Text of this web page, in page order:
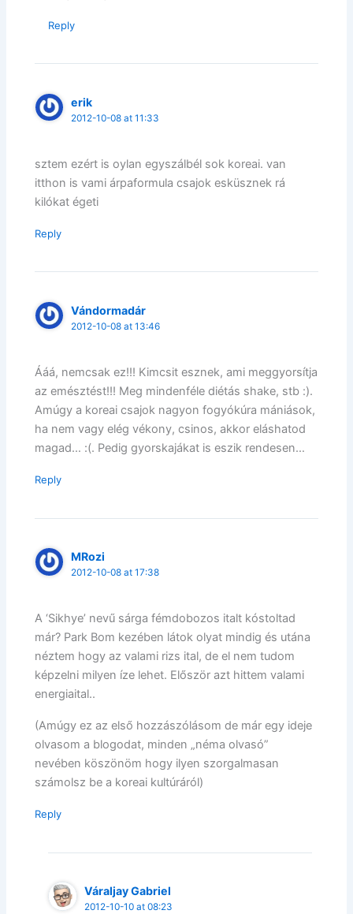
Reply
erik
2012-10-08 at 11:33
sztem ezért is oylan egyszálbél sok koreai. van
itthon is vami árpaformula csajok esküsznek rá
kilókat égeti
Reply
Vándormadár
2012-10-08 at 13:46
Ááá, nemcsak ez!!! Kimcsit esznek, ami meggyorsítja
az emésztést!!! Meg mindenféle diétás shake, stb :).
Amúgy a koreai csajok nagyon fogyókúra mániások,
ha nem vagy elég vékony, csinos, akkor eláshatod
magad… :(. Pedig gyorskajákat is eszik rendesen…
Reply
MRozi
2012-10-08 at 17:38
A ‘Sikhye’ nevű sárga fémdobozos italt kóstoltad
már? Park Bom kezében látok olyat mindig és utána
néztem hogy az valami rizs ital, de el nem tudom
képzelni milyen íze lehet. Először azt hittem valami
energiaital..
(Amúgy ez az első hozzászólásom de már egy ideje
olvasom a blogodat, minden „néma olvasó”
nevében köszönöm hogy ilyen szorgalmasan
számolsz be a koreai kultúráról)
Reply
Váraljay Gabriel
2012-10-10 at 08:23